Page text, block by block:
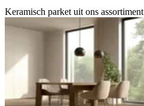
Keramisch parket uit ons assortiment